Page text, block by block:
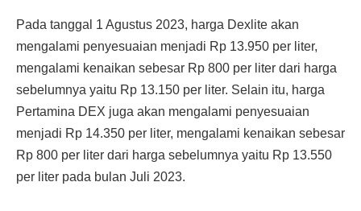
Pada tanggal 1 Agustus 2023, harga Dexlite akan
mengalami penyesuaian menjadi Rp 13.950 per liter,
mengalami kenaikan sebesar Rp 800 per liter dari harga
sebelumnya yaitu Rp 13.150 per liter. Selain itu, harga
Pertamina DEX juga akan mengalami penyesuaian
menjadi Rp 14.350 per liter, mengalami kenaikan sebesar
Rp 800 per liter dari harga sebelumnya yaitu Rp 13.550
per liter pada bulan Juli 2023.